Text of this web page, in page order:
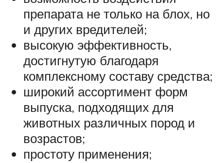
препарата не только на блох, но
и других вредителей;
высокую эффективность,
достигнутую благодаря
комплексному составу средства;
широкий ассортимент форм
выпуска, подходящих для
животных различных пород и
возрастов;
простоту применения;